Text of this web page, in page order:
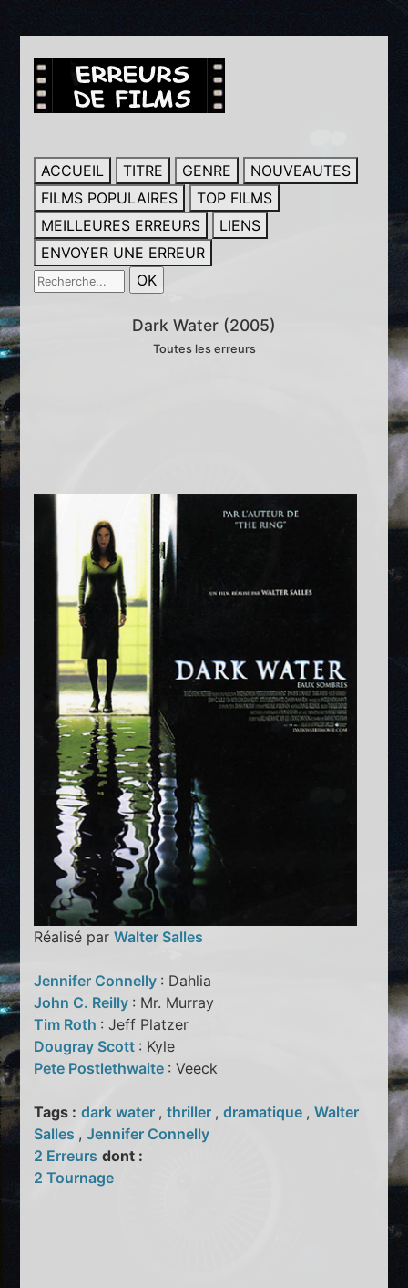
ACCUEIL TITRE GENRE
NOUVEAUTES
FILMS POPULAIRES
TOP FILMS
MEILLEURES ERREURS
LIENS
ENVOYER UNE ERREUR
Dark Water (2005)
Toutes les erreurs
Réalisé parWalter Salles
Jennifer Connelly : Dahlia
John C. Reilly : Mr. Murray
Tim Roth : Jeff Platzer
Dougray Scott : Kyle
Pete Postlethwaite : Veeck
Tags : dark water ,thriller ,dramatique ,Walter
Salles ,Jennifer Connelly
2 Erreurs dont :
2 Tournage